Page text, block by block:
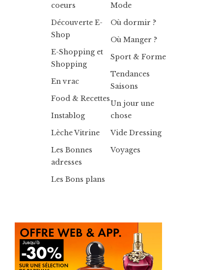
coeurs
Découverte E-
Shop
E-Shopping et
Shopping
En vrac
Food & Recettes
Instablog
Lèche Vitrine
Les Bonnes
adresses
Les Bons plans
Mode
Où dormir ?
Où Manger ?
Sport & Forme
Tendances
Saisons
Un jour une
chose
Vide Dressing
Voyages